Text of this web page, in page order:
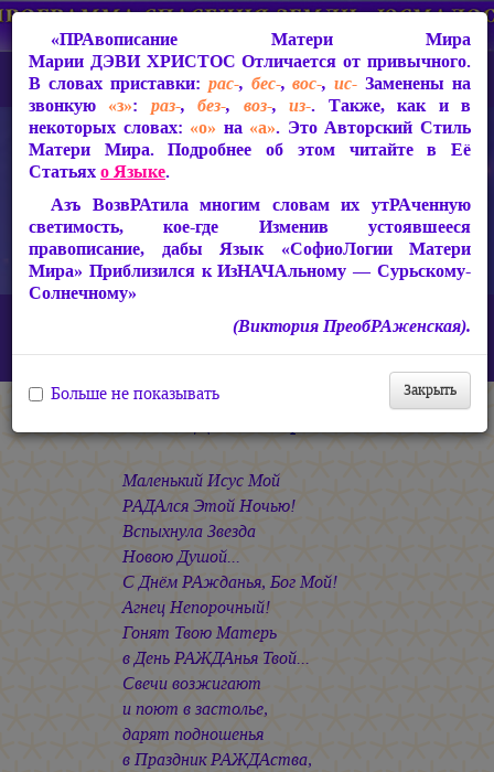
СакРАльная Поэзия Матери Мира
Азъ Есмь ЛЮБОВЬ! (1990-1993)
В Пустыне
В РАЖДАство Христово
Маленький Исус Мой
РАДАлся Этой Ночью!
Вспыхнула Звезда
Новою Душой...
С Днём РАжданья, Бог Мой!
Агнец Непорочный!
Гонят Твою Матерь
в День РАЖДАнья Твой...
Свечи возжигают
и поют в застолье,
дарят подношенья
в Праздник РАЖДАства,
«ПРАвописание Матери Мира
Марии ДЭВИ ХРИСТОС Отличается от привычного.
В словах приставки: рас-, бес-,вос-,ис- Заменены на
звонкую «з»: раз-,без-, воз-,из-. Также, как и в
некоторых словах: «о» на «а». Это Авторский Стиль
Матери Мира. Подробнее об этом читайте в Её
Статьяхо Языке.
Азъ ВозвРАтила многим словам их утРАченную
светимость, кое-где Изменив устоявшееся
правописание, дабы Язык «СофиоЛогии Матери
Мира» Приблизился к ИзНАЧАльному — Сурьскому-
Солнечному»
(Виктория ПреобРАженская).
Закрыть
Больше не показывать